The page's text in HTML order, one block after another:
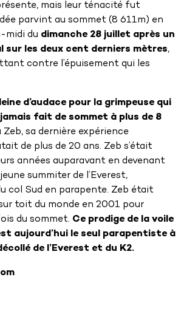
mais leur ténacité fut
parvint au sommet (8 611m) en
midi du dimanche 28 juillet après un
sur les deux cent derniers mètres,
contre l’épuisement qui les
d’audace pour la grimpeuse qui
fait de sommet à plus de 8
Zeb, sa dernière expérience
de plus de 20 ans. Zeb s’était
années auparavant en devenant
summiter de l’Everest,
col Sud en parapente. Zeb était
toit du monde en 2001 pour
du sommet. Ce prodige de la voile
aujourd’hui le seul parapentiste à
de l’Everest et du K2.